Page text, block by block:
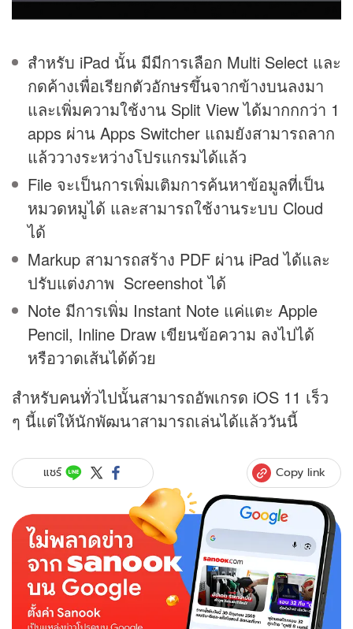
สำหรับ iPad นั้น มีมีการเลือก Multi Select และ
กดค้างเพื่อเรียกตัวอักษรขึ้นจากข้างบนลงมา
และเพิ่มความใช้งาน Split View ได้มากกกว่า 1
apps ผ่าน Apps Switcher แถมยังสามารถลาก
แล้ววางระหว่างโปรแกรมได้แล้ว
File จะเป็นการเพิ่มเติมการค้นหาข้อมูลที่เป็น
หมวดหมูได้ และสามารถใช้งานระบบ Cloud
ได้
Markup สามารถสร้าง PDF ผ่าน iPad ได้และ
ปรับแต่งภาพ Screenshot ได้
Note มีการเพิ่ม Instant Note แค่แตะ Apple
Pencil, Inline Draw เขียนข้อความ ลงไปได้
หรือวาดเส้นได้ด้วย
สำหรับคนทั่วไปนั้นสามารถอัพเกรด iOS 11 เร็ว
ๆ นี้แต่ให้นักพัฒนาสามารถเล่นได้แล้ววันนี้
แชร์ Copy link